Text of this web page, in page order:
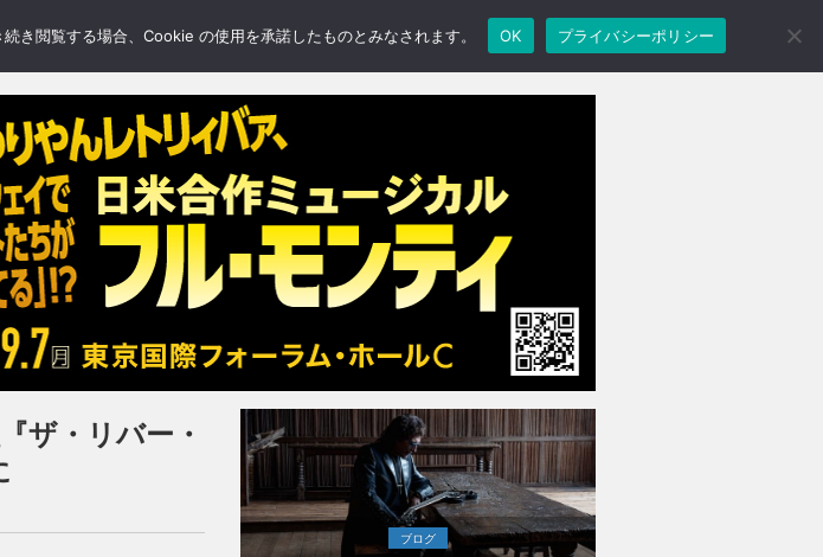
ザ・リバー・
ブログ
き閲覧する場合、Cookie の使用を承諾したものとみなされます。 OK プライバシーポリシー